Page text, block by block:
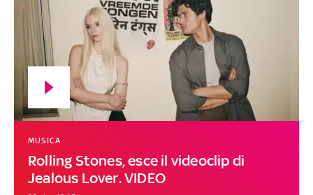
Rolling Stones, esce il videoclip di
Jealous Lover. VIDEO
MUSICA